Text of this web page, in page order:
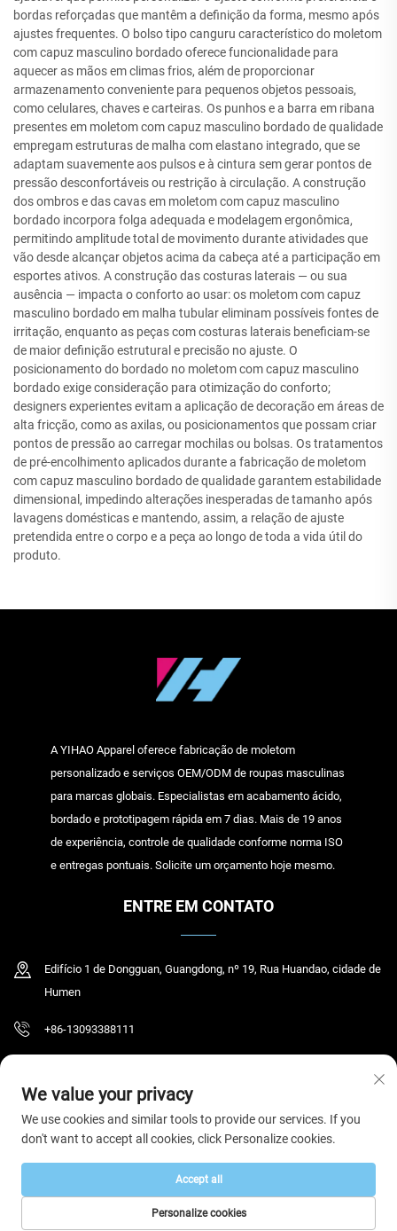
bordas reforçadas que mantêm a definição da forma, mesmo após
ajustes frequentes. O bolso tipo canguru característico do moletom
com capuz masculino bordado oferece funcionalidade para
aquecer as mãos em climas frios, além de proporcionar
armazenamento conveniente para pequenos objetos pessoais,
como celulares, chaves e carteiras. Os punhos e a barra em ribana
presentes em moletom com capuz masculino bordado de qualidade
empregam estruturas de malha com elastano integrado, que se
adaptam suavemente aos pulsos e à cintura sem gerar pontos de
pressão desconfortáveis ou restrição à circulação. A construção
dos ombros e das cavas em moletom com capuz masculino
bordado incorpora folga adequada e modelagem ergonômica,
permitindo amplitude total de movimento durante atividades que
vão desde alcançar objetos acima da cabeça até a participação em
esportes ativos. A construção das costuras laterais — ou sua
ausência — impacta o conforto ao usar: os moletom com capuz
masculino bordado em malha tubular eliminam possíveis fontes de
irritação, enquanto as peças com costuras laterais beneficiam-se
de maior definição estrutural e precisão no ajuste. O
posicionamento do bordado no moletom com capuz masculino
bordado exige consideração para otimização do conforto;
designers experientes evitam a aplicação de decoração em áreas de
alta fricção, como as axilas, ou posicionamentos que possam criar
pontos de pressão ao carregar mochilas ou bolsas. Os tratamentos
de pré-encolhimento aplicados durante a fabricação de moletom
com capuz masculino bordado de qualidade garantem estabilidade
dimensional, impedindo alterações inesperadas de tamanho após
lavagens domésticas e mantendo, assim, a relação de ajuste
pretendida entre o corpo e a peça ao longo de toda a vida útil do
produto.
A YIHAO Apparel oferece fabricação de moletom
personalizado e serviços OEM/ODM de roupas masculinas
para marcas globais. Especialistas em acabamento ácido,
bordado e prototipagem rápida em 7 dias. Mais de 19 anos
de experiência, controle de qualidade conforme norma ISO
e entregas pontuais. Solicite um orçamento hoje mesmo.
ENTRE EM CONTATO
Edifício 1 de Dongguan, Guangdong, nº 19, Rua Huandao, cidade de
Humen
+86-13093388111
Direitos autorais © 2026 Dongguan Humen Yihao Clothing Co., Ltd. Todos os
direitos reservados. Política de Privacidade
We value your privacy
We use cookies and similar tools to provide our services. If you
don't want to accept all cookies, click Personalize cookies.
Personalize cookies
Accept all